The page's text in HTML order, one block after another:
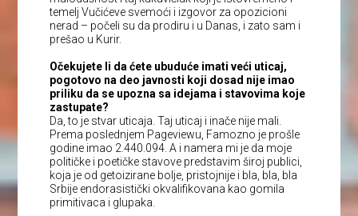
temelj Vučićeve svemoći i izgovor za opozicioni
nerad – počeli su da prodiru i u Danas, i zato sam i
prešao u Kurir.
Očekujete li da ćete ubuduće imati veći uticaj,
pogotovo na deo javnosti koji dosad nije imao
priliku da se upozna sa idejama i stavovima koje
zastupate?
Da, to je stvar uticaja. Taj uticaj i inače nije mali.
Prema poslednjem Pageviewu, Famozno je prošle
godine imao 2.440.094. A i namera mi je da moje
političke i poetičke stavove predstavim široj publici,
koja je od getoizirane bolje, pristojnije i bla, bla, bla
Srbije endorasistički okvalifikovana kao gomila
primitivaca i glupaka.